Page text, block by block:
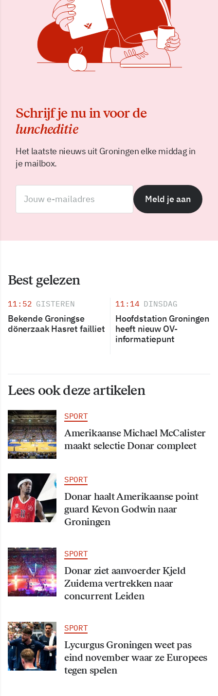
Schrijf je nu in voor de
luncheditie
Het laatste nieuws uit Groningen elke middag in
je mailbox.
Meld je aan
Best gelezen
11:52 GISTEREN
Bekende Groningse
dönerzaak Hasret failliet
11:14 DINSDAG
Hoofdstation Groningen
heeft nieuw OV-
informatiepunt
Lees ook deze artikelen
SPORT
Amerikaanse Michael McCalister
maakt selectie Donar compleet
SPORT
Donar haalt Amerikaanse point
guard Kevon Godwin naar
Groningen
SPORT
Donar ziet aanvoerder Kjeld
Zuidema vertrekken naar
concurrent Leiden
SPORT
Lycurgus Groningen weet pas
eind november waar ze Europees
tegen spelen